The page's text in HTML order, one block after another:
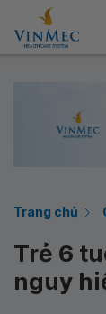
Trang chủ
Trẻ 6
nguy